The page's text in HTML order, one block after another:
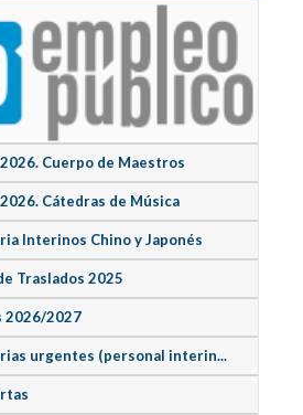
Cuerpo de Maestros
Cátedras de Música
Interinos Chino y Japonés
Traslados 2025
2026/2027
urgentes (personal interin...